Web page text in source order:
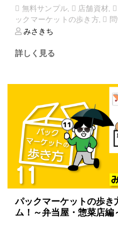
無料サンプル, 店舗資材,
ックマーケットの歩き方,
みさきち
詳しく見る
パックマーケットの歩き
ム！～弁当屋・惣菜店編